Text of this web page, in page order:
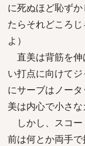
に死ぬほど恥ず
たらそれどころ
よ）
直美は背筋を伸
い打点に向けて
にサーブはノー
美は内心で小さな
しかし、スコー
前は何とか両手で